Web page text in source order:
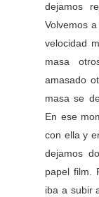
dejamos
Volvemos
velocidad
masa
amasado
masa se
En ese
con ella y
dejamos
papel film.
iba a subir